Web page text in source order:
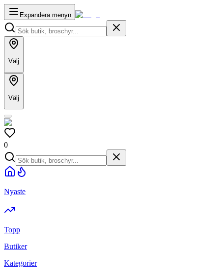
Expandera menyn
Välj
Välj
0
Nyaste
Topp
Butiker
Kategorier